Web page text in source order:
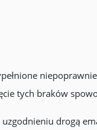
tych braków
drogą